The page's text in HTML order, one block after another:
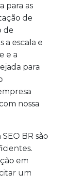
para as
de
de
a escala e
e a
para
nossa
BR são
em
um